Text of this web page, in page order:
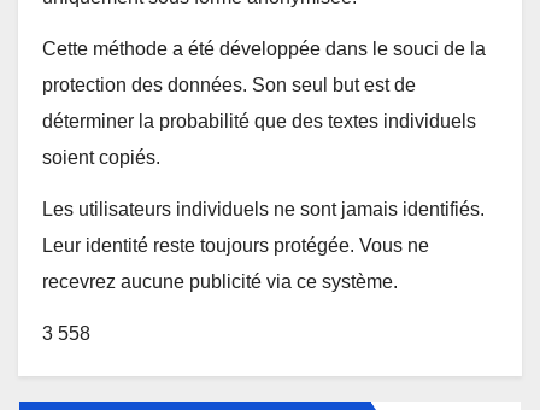
Cette méthode a été développée dans le souci de la
protection des données. Son seul but est de
déterminer la probabilité que des textes individuels
soient copiés.
Les utilisateurs individuels ne sont jamais identifiés.
Leur identité reste toujours protégée. Vous ne
recevrez aucune publicité via ce système.
3 558